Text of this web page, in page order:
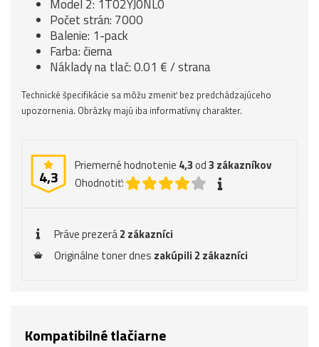
Model 2: 1T02YJ0NL0
Počet strán: 7000
Balenie: 1-pack
Farba: čierna
Náklady na tlač: 0.01 € / strana
Technické špecifikácie sa môžu zmeniť bez predchádzajúceho
upozornenia. Obrázky majú iba informatívny charakter.
4,3
Priemerné hodnotenie 4,3od3 zákazníkov
Ohodnotiť:
Práve prezerá2 zákazníci
Originálne toner dnes zakúpili 2 zákazníci
Kompatibilné tlačiarne